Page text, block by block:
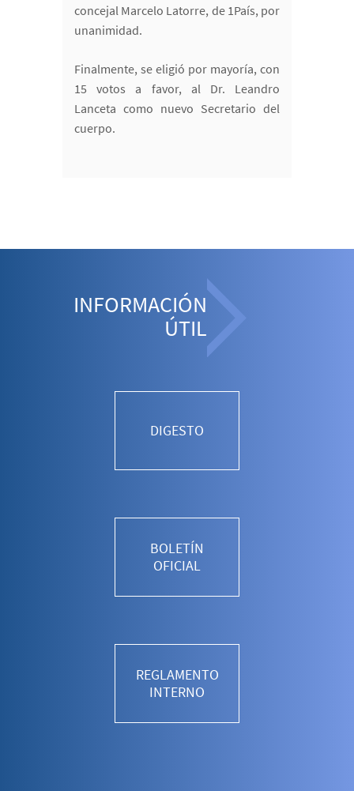
concejal Marcelo Latorre, de 1País, por
unanimidad.
Finalmente, se eligió por mayoría, con
15 votos a favor, al Dr. Leandro
Lanceta como nuevo Secretario del
cuerpo.
INFORMACIÓN
ÚTIL
DIGESTO
BOLETÍN
OFICIAL
REGLAMENTO
INTERNO